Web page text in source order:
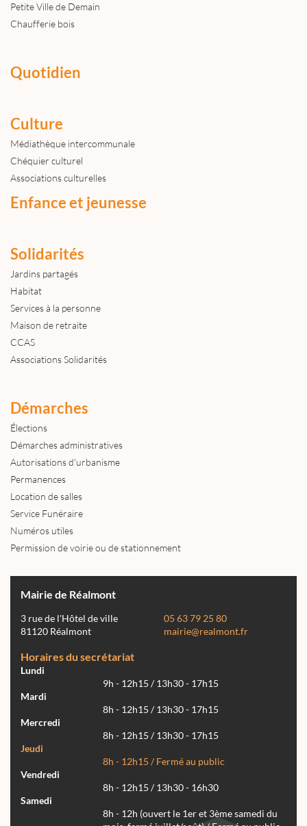
Petite Ville de Demain
Chaufferie bois
Quotidien
Culture
Médiathèque intercommunale
Chéquier culturel
Associations culturelles
Enfance et jeunesse
Solidarités
Jardins partagés
Habitat
Services à la personne
Maison de retraite
CCAS
Associations Solidarités
Démarches
Élections
Démarches administratives
Autorisations d'urbanisme
Permanences
Location de salles
Service Funéraire
Numéros utiles
Permission de voirie ou de stationnement
Mairie de Réalmont
3 rue de l'Hôtel de ville
81120 Réalmont
05 63 79 25 80
mairie@realmont.fr
Horaires du secrétariat
Lundi
9h - 12h15 / 13h30 - 17h15
Mardi
8h - 12h15 / 13h30 - 17h15
Mercredi
8h - 12h15 / 13h30 - 17h15
Jeudi
8h - 12h15 / Fermé au public
Vendredi
8h - 12h15 / 13h30 - 16h30
Samedi
8h - 12h (ouvert le 1er et 3ème samedi du